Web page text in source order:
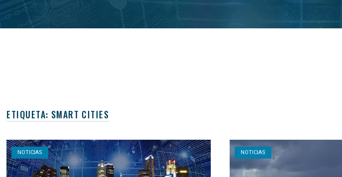
ETIQUETA: SMART CITIES
NOTICIAS
Open post
NOTICIAS
Open post